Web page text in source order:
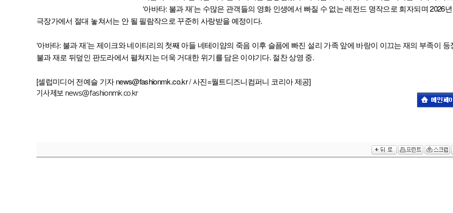
‘아바타: 불과 재’는 수많은 관객들의 영화 인생에서 빠질 수 없는 레전드 명작으로 회자되며 2026
극장가에서 절대 놓쳐서는 안 될 필람작으로 꾸준히 사랑받을 예정이다.
‘아바타: 불과 재’는 제이크와 네이티리의 첫째 아들 네테이얌의 죽음 이후 슬픔에 빠진 설리 가족 앞에 바랑이 이끄는 재의 부족이 등
불과 재로 뒤덮인 판도라에서 펼쳐지는 더욱 거대한 위기를 담은 이야기다. 절찬 상영 중.
[셀럽미디어 전예슬 기자 news@fashionmk.co.kr / 사진=월트디즈니컴퍼니 코리아 제공]
기사제보 news@fashionmk.co.kr